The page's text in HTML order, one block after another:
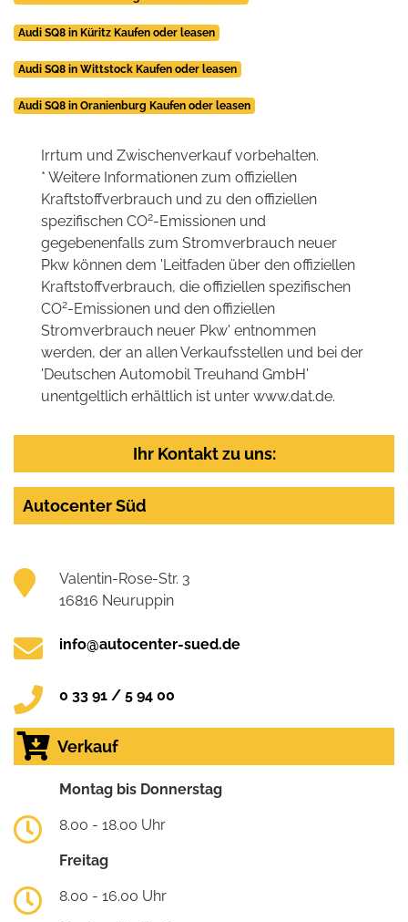
Audi SQ8 in Küritz Kaufen oder leasen
Audi SQ8 in Wittstock Kaufen oder leasen
Audi SQ8 in Oranienburg Kaufen oder leasen
Irrtum und Zwischenverkauf vorbehalten.
* Weitere Informationen zum offiziellen
Kraftstoffverbrauch und zu den offiziellen
spezifischen CO2-Emissionen und
gegebenenfalls zum Stromverbrauch neuer
Pkw können dem 'Leitfaden über den offiziellen
Kraftstoffverbrauch, die offiziellen spezifischen
CO2-Emissionen und den offiziellen
Stromverbrauch neuer Pkw' entnommen
werden, der an allen Verkaufsstellen und bei der
'Deutschen Automobil Treuhand GmbH'
unentgeltlich erhältlich ist unter www.dat.de.
Ihr Kontakt zu uns:
Autocenter Süd
Valentin-Rose-Str. 3
16816 Neuruppin
info@autocenter-sued.de
0 33 91 / 5 94 00
Verkauf
Montag bis Donnerstag
8.00 - 18.00 Uhr
Freitag
8.00 - 16.00 Uhr